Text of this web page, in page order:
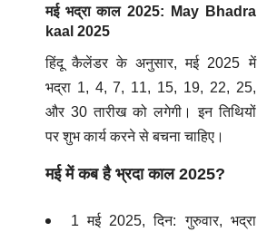
मई भद्रा काल 2025: May Bhadra
kaal 2025
हिंदू कैलेंडर के अनुसार, मई 2025 में
भद्रा 1, 4, 7, 11, 15, 19, 22, 25,
और 30 तारीख को लगेगी। इन तिथियों
पर शुभ कार्य करने से बचना चाहिए।
मई में कब है भ्रदा काल 2025?
1 मई 2025, दिन: गुरुवार, भद्रा